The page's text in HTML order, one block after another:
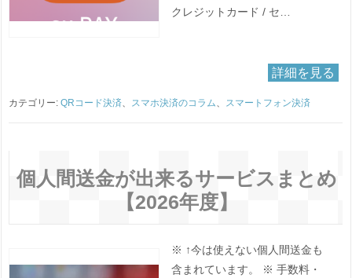
クレジットカード / セ…
詳細を見る
カテゴリー:QRコード決済、 スマホ決済のコラム、 スマートフォン決済
個人間送金が出来るサービスまとめ
【2026年度】
※ ↑今は使えない個人間送金も
含まれています。 ※ 手数料・